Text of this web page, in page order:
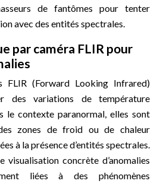
de fantômes pour tenter
avec des entités spectrales.
par caméra FLIR pour
FLIR (Forward Looking Infrared)
des variations de température
le contexte paranormal, elles sont
zones de froid ou de chaleur
à la présence d’entités spectrales.
visualisation concrète d’anomalies
liées à des phénomènes